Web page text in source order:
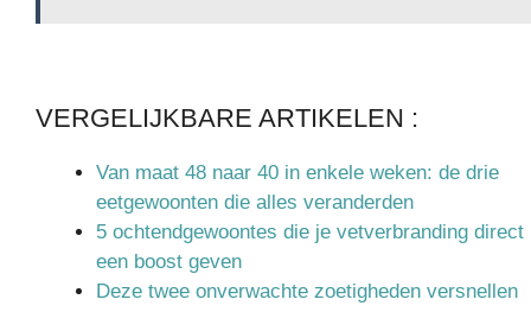
VERGELIJKBARE ARTIKELEN :
Van maat 48 naar 40 in enkele weken: de drie
eetgewoonten die alles veranderden
5 ochtendgewoontes die je vetverbranding direct
een boost geven
Deze twee onverwachte zoetigheden versnellen